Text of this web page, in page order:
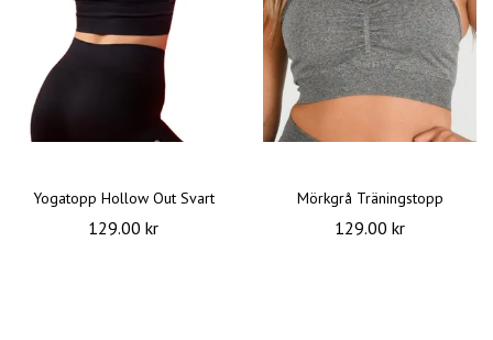
Yogatopp Hollow Out Svart
129.00 kr
Mörkgrå Träningstopp
129.00 kr